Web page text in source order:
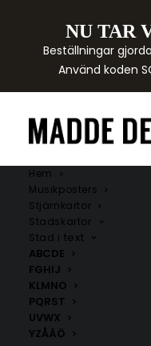
NU TAR
Beställningar
Använd koden
Hem
Musikposters
Stjärnkartor
Stadskartor
Stad i text
ABCDE
FGHIJ
KLMNO
PQRST
UVWX
YZÅÄÖ